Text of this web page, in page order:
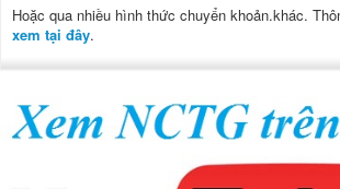
Hoặc qua nhiều hình thức chuyển khoản.khác.
xem tại đây.